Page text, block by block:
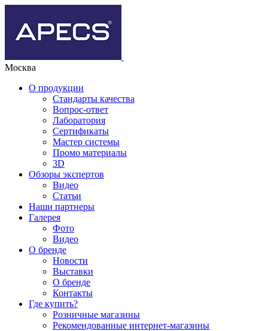
Москва
О продукции
Стандарты качества
Вопрос-ответ
Лаборатория
Сертификаты
Мастер системы
Промо материалы
3D
Обзоры экспертов
Видео
Статьи
Наши партнеры
Галерея
Фото
Видео
О бренде
Новости
Выставки
О бренде
Контакты
Где купить?
Розничные магазины
Рекомендованные интернет-магазины